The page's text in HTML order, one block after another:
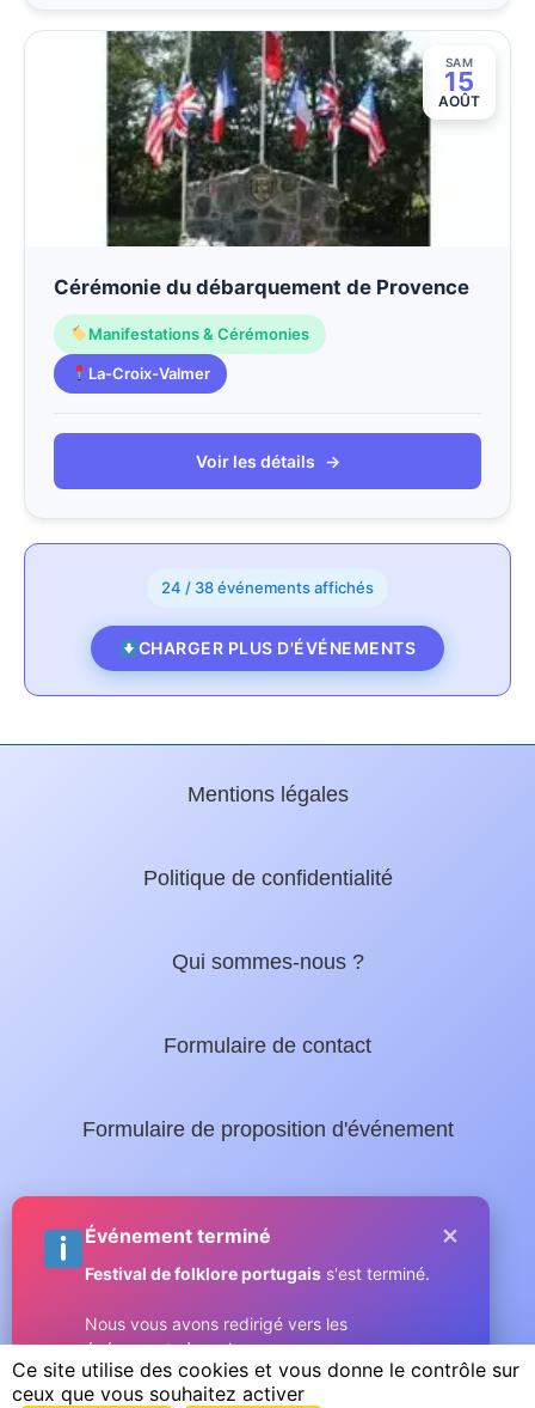
Ce site utilise des cookies et vous donne le contrôle sur
ceux que vous souhaitez activer
SAM
15
AOÛT
Cérémonie du débarquement de Provence
Manifestations & Cérémonies
La-Croix-Valmer
Voir les détails →
24 / 38 événements affichés
CHARGER PLUS D'ÉVÉNEMENTS
Mentions légales
Politique de confidentialité
Qui sommes-nous ?
Formulaire de contact
Formulaire de proposition d'événement
Guide complet de Sainte-Maxime
Micromax.tv - La web TV du Golfe
Événement terminé
Festival de folklore portugais s'est terminé.
Nous vous avons redirigé vers les
événements à venir.
Compris
×